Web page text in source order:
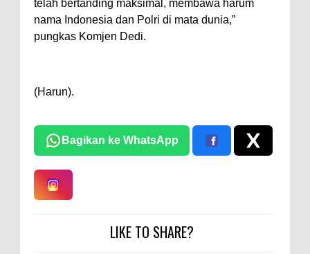
telah bertanding maksimal, membawa harum
nama Indonesia dan Polri di mata dunia,”
pungkas Komjen Dedi.
(Harun).
Bagikan ke WhatsApp
LIKE TO SHARE?